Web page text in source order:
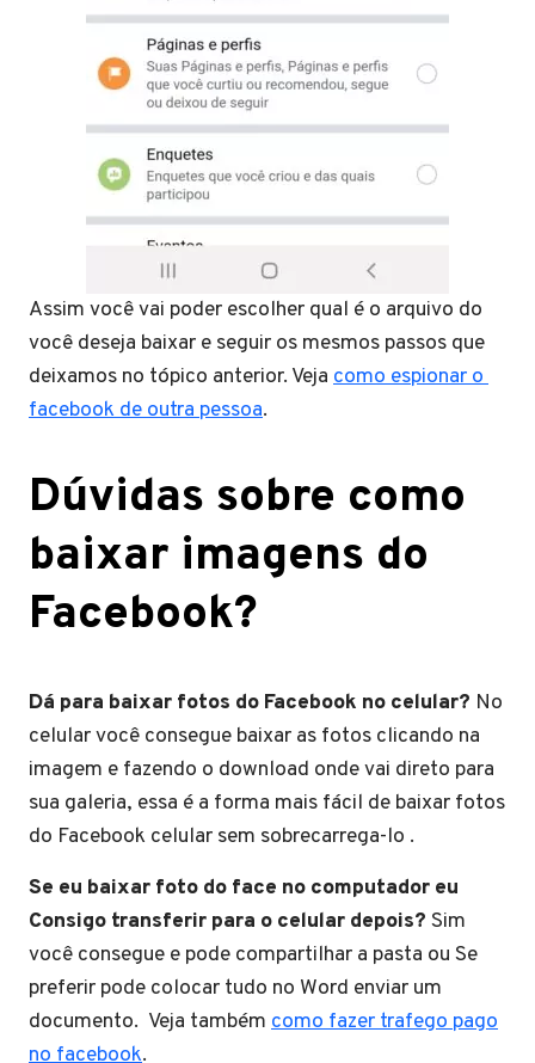
Assim você vai poder escolher qual é o arquivo do
você deseja baixar e seguir os mesmos passos que
deixamos no tópico anterior. Veja como espionar o
facebook de outra pessoa.
Dúvidas sobre como
baixar imagens do
Facebook?
Dá para baixar fotos do Facebook no celular? No
celular você consegue baixar as fotos clicando na
imagem e fazendo o download onde vai direto para
sua galeria, essa é a forma mais fácil de baixar fotos
do Facebook celular sem sobrecarrega-lo .
Se eu baixar foto do face no computador eu
Consigo transferir para o celular depois? Sim
você consegue e pode compartilhar a pasta ou Se
preferir pode colocar tudo no Word enviar um
documento. Veja também como fazer trafego pago
no facebook.